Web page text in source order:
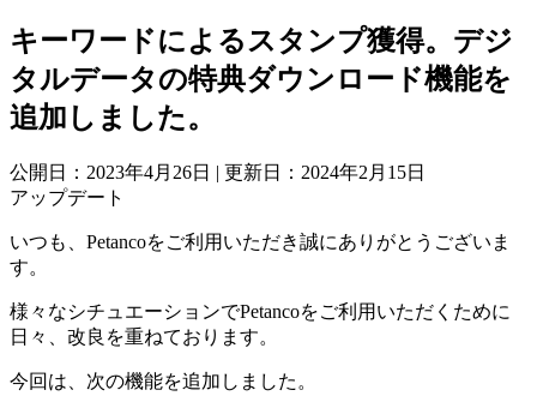
キーワードによるスタンプ獲得。デジ
タルデータの特典ダウンロード機能を
追加しました。
公開日：2023年4月26日 | 更新日：2024年2月15日
アップデート
いつも、Petancoをご利用いただき誠にありがとうございま
す。
様々なシチュエーションでPetancoをご利用いただくために
日々、改良を重ねております。
今回は、次の機能を追加しました。